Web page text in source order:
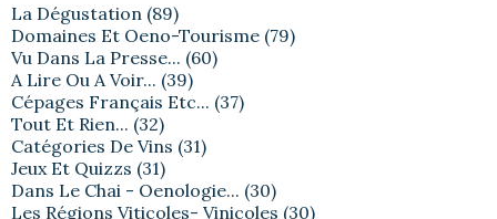
La Dégustation (89)
Domaines Et Oeno-Tourisme (79)
Vu Dans La Presse... (60)
A Lire Ou A Voir... (39)
Cépages Français Etc... (37)
Tout Et Rien... (32)
Catégories De Vins (31)
Jeux Et Quizzs (31)
Dans Le Chai - Oenologie... (30)
Les Régions Viticoles- Vinicoles (30)